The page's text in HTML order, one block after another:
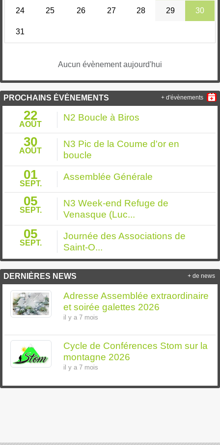
24 25 26 27 28 29 30
31
Aucun évènement aujourd'hui
PROCHAINS ÉVÉNEMENTS
22
AOÛT
N2 Boucle à Biros
30
AOÛT
N3 Pic de la Coume d'or en
boucle
01
SEPT.
Assemblée Générale
05
SEPT.
N3 Week-end Refuge de
Venasque (Luc...
05
SEPT.
Journée des Associations de
Saint-O...
+ d'évènements
DERNIÈRES NEWS
Adresse Assemblée extraordinaire
et soirée galettes 2026
il y a 7 mois
Cycle de Conférences Stom sur la
montagne 2026
il y a 7 mois
+ de news